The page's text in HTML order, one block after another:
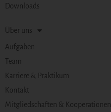
Downloads
Über uns
Aufgaben
Team
Karriere & Praktikum
Kontakt
Mitgliedschaften & Kooperationen